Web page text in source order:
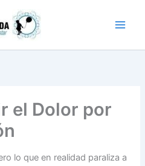
el Dolor por
lo que en realidad paraliza a